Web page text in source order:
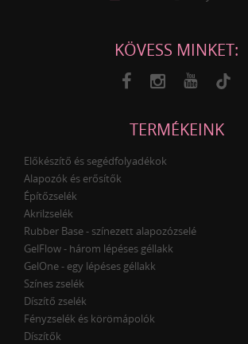
KÖVESS MINKET:
TERMÉKEINK
Előkészítő és segédfolyadékok
Alapozók és erősítők
Építőzselék
Akrilzselék
Rubber Base - színezett alapozózselé
GelFlow - három lépéses géllakk
GelOne - egy lépéses géllakk
Színes zselék
Díszítő zselék
Fényzselék és körömápolók
Díszítők